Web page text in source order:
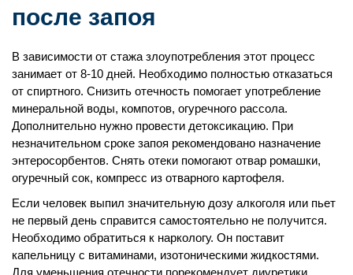
после запоя
В зависимости от стажа злоупотребления этот процесс
занимает от 8-10 дней. Необходимо полностью отказаться
от спиртного. Снизить отечность помогает употребление
минеральной воды, компотов, огуречного рассола.
Дополнительно нужно провести детоксикацию. При
незначительном сроке запоя рекомендовано назначение
энтеросорбентов. Снять отеки помогают отвар ромашки,
огуречный сок, компресс из отварного картофеля.
Если человек выпил значительную дозу алкоголя или пьет
не первый день справится самостоятельно не получится.
Необходимо обратиться к наркологу. Он поставит
капельницу с витаминами, изотоническими жидкостями.
Для уменьшения отечности порекомендует диуретики.